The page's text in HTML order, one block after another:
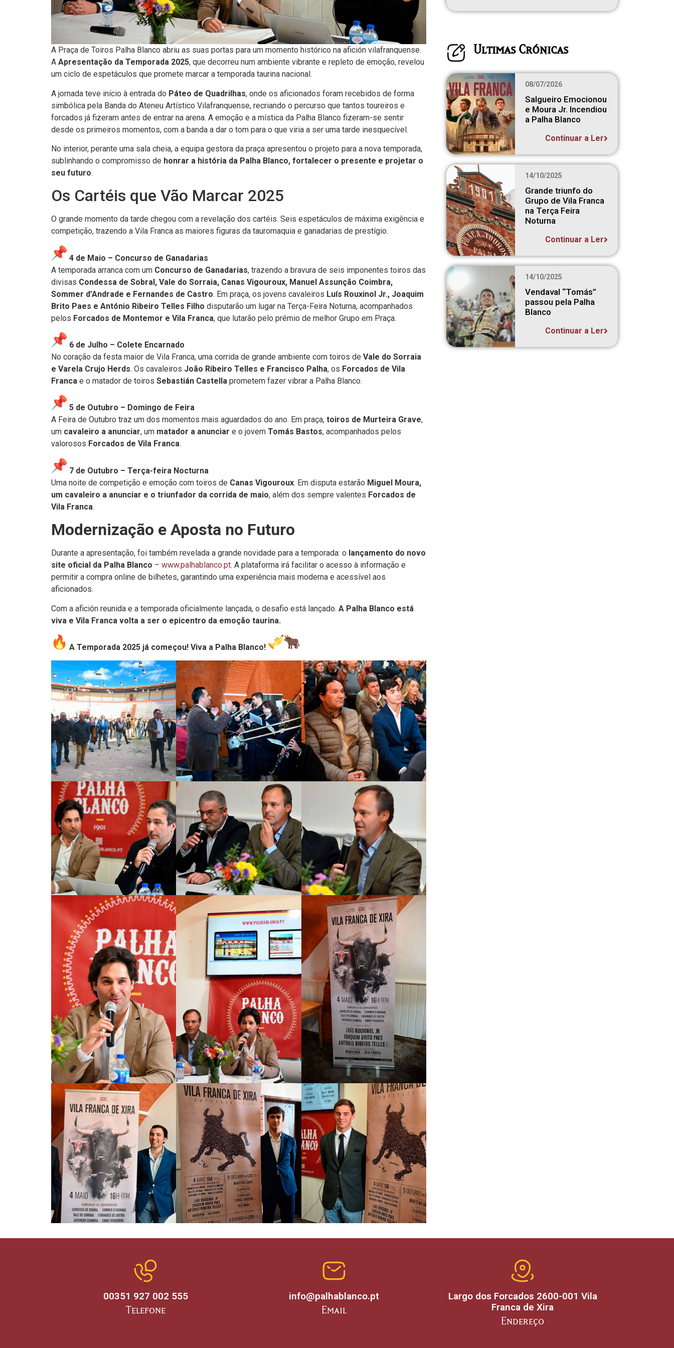
A Praça de Toiros Palha Blanco abriu as suas portas para um momento histórico na afición vilafranquense.
A Apresentação da Temporada 2025, que decorreu num ambiente vibrante e repleto de emoção, revelou
um ciclo de espetáculos que promete marcar a temporada taurina nacional.
A jornada teve início à entrada do Páteo de Quadrilhas, onde os aficionados foram recebidos de forma
simbólica pela Banda do Ateneu Artístico Vilafranquense, recriando o percurso que tantos toureiros e
forcados já fizeram antes de entrar na arena. A emoção e a mística da Palha Blanco fizeram-se sentir
desde os primeiros momentos, com a banda a dar o tom para o que viria a ser uma tarde inesquecível.
No interior, perante uma sala cheia, a equipa gestora da praça apresentou o projeto para a nova temporada,
sublinhando o compromisso de honrar a história da Palha Blanco, fortalecer o presente e projetar o
seu futuro.
Os Cartéis que Vão Marcar 2025
O grande momento da tarde chegou com a revelação dos cartéis. Seis espetáculos de máxima exigência e
competição, trazendo a Vila Franca as maiores figuras da tauromaquia e ganadarias de prestígio.
4 de Maio – Concurso de Ganadarias
A temporada arranca com um Concurso de Ganadarias, trazendo a bravura de seis imponentes toiros das
divisas Condessa de Sobral, Vale do Sorraia, Canas Vigouroux, Manuel Assunção Coimbra,
Sommer d’Andrade e Fernandes de Castro. Em praça, os jovens cavaleiros Luís Rouxinol Jr., Joaquim
Brito Paes e António Ribeiro Telles Filho disputarão um lugar na Terça-Feira Noturna, acompanhados
pelos Forcados de Montemor e Vila Franca, que lutarão pelo prémio de melhor Grupo em Praça.
6 de Julho – Colete Encarnado
No coração da festa maior de Vila Franca, uma corrida de grande ambiente com toiros de Vale do Sorraia
e Varela Crujo Herds. Os cavaleiros João Ribeiro Telles e Francisco Palha, os Forcados de Vila
Franca e o matador de toiros Sebastián Castella prometem fazer vibrar a Palha Blanco.
5 de Outubro – Domingo de Feira
A Feira de Outubro traz um dos momentos mais aguardados do ano. Em praça, toiros de Murteira Grave,
um cavaleiro a anunciar, um matador a anunciar e o jovem Tomás Bastos, acompanhados pelos
valorosos Forcados de Vila Franca.
7 de Outubro – Terça-feira Nocturna
Uma noite de competição e emoção com toiros de Canas Vigouroux. Em disputa estarão Miguel Moura,
um cavaleiro a anunciar e o triunfador da corrida de maio, além dos sempre valentes Forcados de
Vila Franca.
Modernização e Aposta no Futuro
Durante a apresentação, foi também revelada a grande novidade para a temporada: o lançamento do novo
site oficial da Palha Blanco – www.palhablanco.pt. A plataforma irá facilitar o acesso à informação e
permitir a compra online de bilhetes, garantindo uma experiência mais moderna e acessível aos
aficionados.
Com a afición reunida e a temporada oficialmente lançada, o desafio está lançado. A Palha Blanco está
viva e Vila Franca volta a ser o epicentro da emoção taurina.
A Temporada 2025 já começou! Viva a Palha Blanco!
08/05/2026 Continuar a Ler
Ultimas Crónicas
08/07/2026
Salgueiro Emocionou
e Moura Jr. Incendiou
a Palha Blanco
Continuar a Ler
14/10/2025
Grande triunfo do
Grupo de Vila Franca
na Terça Feira
Noturna
Continuar a Ler
14/10/2025
Vendaval “Tomás”
passou pela Palha
Blanco
Continuar a Ler
00351 927 002 555
Telefone
info@palhablanco.pt
Email
Largo dos Forcados 2600-001 Vila
Franca de Xira
Endereço